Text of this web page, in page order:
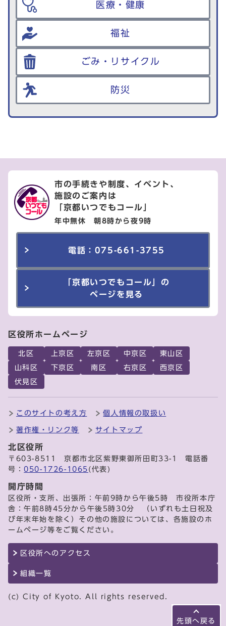
医療・健康
福祉
ごみ・リサイクル
防災
先頭へ戻る
市の手続きや制度、イベント、
施設のご案内は
「京都いつでもコール」
年中無休 朝8時から夜9時
電話：075-661-3755
「京都いつでもコール」の
ページを見る
区役所ホームページ
北区 上京区 左京区 中京区
東山区
山科区
下京区 南区 右京区
西京区
伏見区
このサイトの考え方 個人情報の取扱い
著作権・リンク等 サイトマップ
北区役所
〒603-8511 京都市北区紫野東御所田町33-1 電話番
号：050-1726-1065 (代表)
開庁時間
区役所・支所、出張所：午前9時から午後5時 市役所本庁
舎：午前8時45分から午後5時30分 （いずれも土日祝及
び年末年始を除く）その他の施設については、各施設のホ
ームページ等をご覧ください。
区役所へのアクセス
組織一覧
(c) City of Kyoto. All rights reserved.